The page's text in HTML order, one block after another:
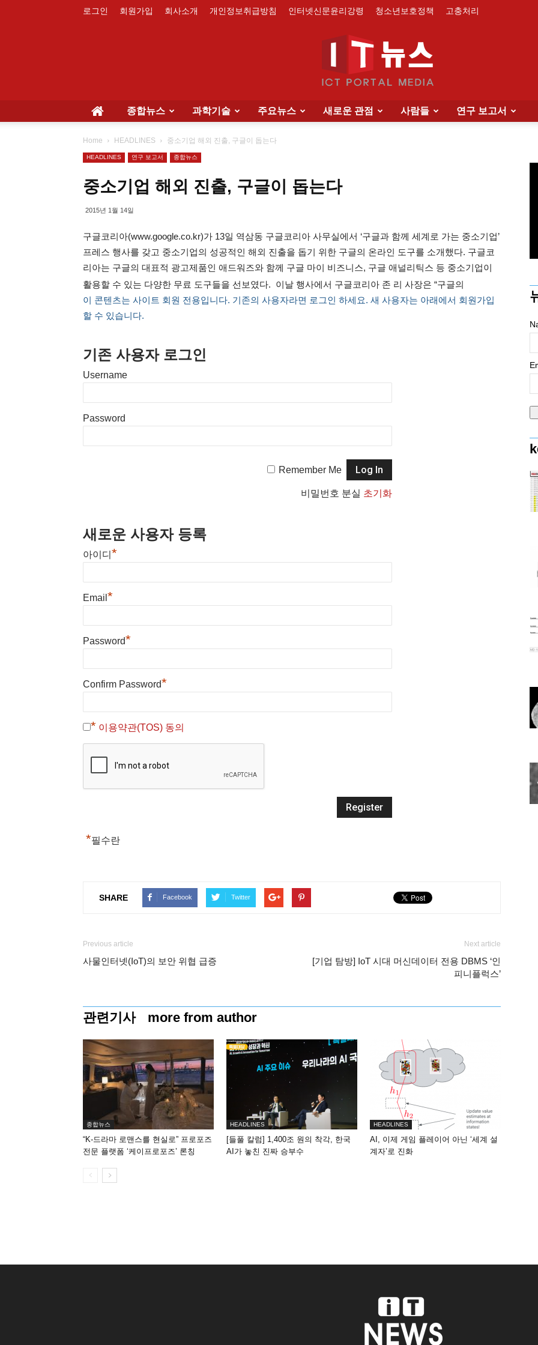
로그인 회원가입 회사소개 개인정보취급방침 인터넷신문윤리강령 청소년보호정책 고충처리
종합뉴스 과학기술 주요뉴스 새로운 관점 사람들 연구 보고서
Home HEADLINES 중소기업 해외 진출, 구글이 돕는다
HEADLINES 연구 보고서 종합뉴스
중소기업 해외 진출, 구글이 돕는다
2015년 1월 14일
구글코리아(www.google.co.kr)가 13일 역삼동 구글코리아 사무실에서 ‘구글과 함께 세계로 가는 중소기업’
프레스 행사를 갖고 중소기업의 성공적인 해외 진출을 돕기 위한 구글의 온라인 도구를 소개했다. 구글코
리아는 구글의 대표적 광고제품인 애드워즈와 함께 구글 마이 비즈니스, 구글 애널리틱스 등 중소기업이
활용할 수 있는 다양한 무료 도구들을 선보였다. 이날 행사에서 구글코리아 존 리 사장은 “구글의
이 콘텐츠는 사이트 회원 전용입니다. 기존의 사용자라면 로그인 하세요. 새 사용자는 아래에서 회원가입
할 수 있습니다.
기존 사용자 로그인
Username
Password
Remember Me
비밀번호 분실 초기화
새로운 사용자 등록
아이디 *
Email *
Password*
Confirm Password*
* 이용약관(TOS) 동의
*필수란
SHARE Facebook Twitter
Previous article
사물인터넷(IoT)의 보안 위협 급증
Next article
[기업 탐방] IoT 시대 머신데이터 전용 DBMS ‘인
피니플럭스’
관련기사 more from author
종합뉴스
“K-드라마 로맨스를 현실로” 프로포즈
전문 플랫폼 ‘케이프로포즈’ 론칭
HEADLINES
[들풀 칼럼] 1,400조 원의 착각, 한국
AI가 놓친 진짜 승부수
HEADLINES
AI, 이제 게임 플레이어 아닌 ‘세계 설
계자’로 진화